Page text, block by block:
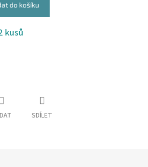
do košíku
kusů
SDÍLET